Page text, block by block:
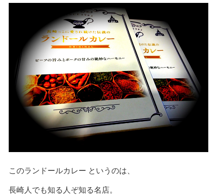
このランドールカレー というのは、
長崎人でも知る人ぞ知る名店。